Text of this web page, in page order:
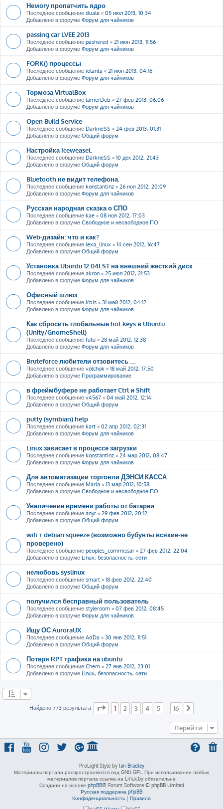
Немогу пропатчить ядро
Последнее сообщение duale « 05 июл 2013, 10:34
Добавлено в форуме Форум для чайников
passing car LVEE 2013
Последнее сообщение pashered « 21 июн 2013, 11:56
Добавлено в форуме Форум для чайников
FORK() процессы
Последнее сообщение iolanta « 21 июн 2013, 04:16
Добавлено в форуме Форум для чайников
Тормоза VirtualBox
Последнее сообщение lamerDeb « 27 фев 2013, 06:06
Добавлено в форуме Форум для чайников
Open Build Service
Последнее сообщение DarkneSS « 24 фев 2013, 01:31
Добавлено в форуме Общий форум
Настройка Iceweasel.
Последнее сообщение DarkneSS « 10 дек 2012, 21:43
Добавлено в форуме Общий форум
Bluetooth не видит телефона.
Последнее сообщение konstantinz « 26 ноя 2012, 20:09
Добавлено в форуме Форум для чайников
Русская народная сказка о СПО
Последнее сообщение kae « 08 ноя 2012, 17:03
Добавлено в форуме Свободное и несвободное ПО
Web-дизайн: что и как?
Последнее сообщение lexa_linux « 14 сен 2012, 16:47
Добавлено в форуме Общий форум
Установка Ubuntu 12.04LST на внешний жесткий диск
Последнее сообщение akron « 25 июл 2012, 21:53
Добавлено в форуме Форум для чайников
Офисный шлюз.
Последнее сообщение irbis « 31 май 2012, 04:12
Добавлено в форуме Форум для чайников
Как сбросить глобальные hot keys в Ubuntu
(Unity/GnomeShell)
Последнее сообщение futu « 28 май 2012, 12:38
Добавлено в форуме Форум для чайников
Bruteforce любители отзовитесь ....
Последнее сообщение volchok « 18 май 2012, 17:50
Добавлено в форуме Программирование
в фреймбуфере не работает Ctrl и Shift
Последнее сообщение v4567 « 04 май 2012, 12:14
Добавлено в форуме Общий форум
putty (symbian) help
Последнее сообщение kart « 02 апр 2012, 02:31
Добавлено в форуме Форум для чайников
Linux зависает в процессе загрузки
Последнее сообщение konstantinz « 24 мар 2012, 08:47
Добавлено в форуме Форум для чайников
Для автоматизации торговли ДЭНСИ:КАССА
Последнее сообщение Maria « 13 мар 2012, 10:58
Добавлено в форуме Свободное и несвободное ПО
Увеличение времени работы от батареи
Последнее сообщение anyr « 29 фев 2012, 20:12
Добавлено в форуме Общий форум
wifi + debian squeeze (возможно бубунты всякие-не
проверено)
Последнее сообщение peoples_commissar « 27 фев 2012, 22:04
Добавлено в форуме Linux, безопасность, сети
нелюбовь syslinux
Последнее сообщение smart « 18 фев 2012, 22:40
Добавлено в форуме Общий форум
получился бесправный пользователь
Последнее сообщение styleroom « 07 фев 2012, 08:45
Добавлено в форуме Форум для чайников
Ищу ОС AuroraUX
Последнее сообщение AdDa « 30 янв 2012, 11:51
Добавлено в форуме Общий форум
Потеря RPT трафика на ubuntu
Последнее сообщение Chem « 27 янв 2012, 23:01
Добавлено в форуме Linux, безопасность, сети
Найдено 773 результата Страница из 16
1 2 3 4 5 16
Перейти
ProLight Style by Ian Bradley
Материалы портала распространяются под GNU GPL. При использовании любых
материалов портала ссылка на Linux.by обязательна
Создано на основе phpBB® Forum Software © phpBB Limited
Русская поддержка phpBB
Конфиденциальность | Правила